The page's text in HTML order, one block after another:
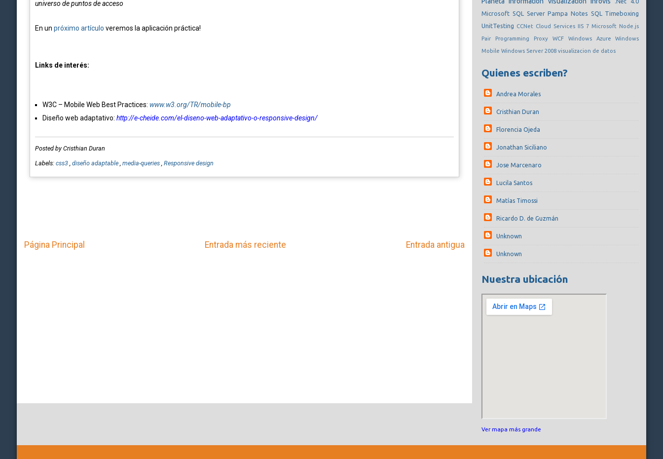
universo de puntos de acceso
En un próximo artículo veremos la aplicación práctica!
Links de interés:
W3C – Mobile Web Best Practices: www.w3.org/TR/mobile-bp
Diseño web adaptativo: http://e-cheide.com/el-diseno-web-adaptativo-o-responsive-design/
Posted by Cristhian Duran
Labels: css3 , diseño adaptable , media-queries , Responsive design
Entrada más reciente Entrada antigua
Página Principal
Microsoft SQL ServerPampa Notes SQL Timeboxing
UnitTesting CCNet Cloud Services IIS 7 Microsoft Node.js
Pair Programming Proxy WCF Windows AzureWindows
MobileWindows Server 2008visualizacion de datos
Quienes escriben?
Andrea Morales
Cristhian Duran
Florencia Ojeda
Jonathan Siciliano
Jose Marcenaro
Lucila Santos
Matías Timossi
Ricardo D. de Guzmán
Unknown
Unknown
Nuestra ubicación
Ver mapa más grande